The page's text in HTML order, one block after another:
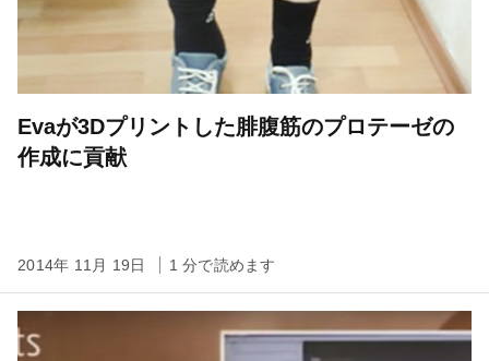
Evaが3Dプリントした腓腹筋のプロテーゼの
作成に貢献
2014年 11月 19日 1 分で読めます